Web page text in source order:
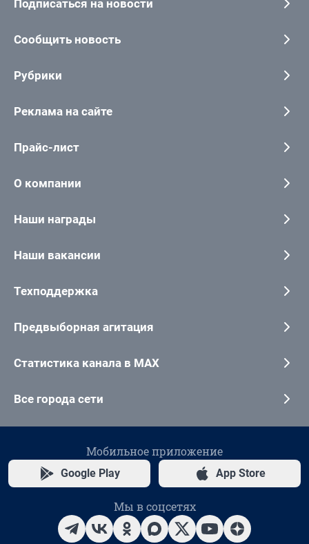
Подписаться на новости
Сообщить новость
Рубрики
Реклама на сайте
Прайс-лист
О компании
Наши награды
Наши вакансии
Техподдержка
Предвыборная агитация
Статистика канала в MAX
Все города сети
Мобильное приложение
Google Play App Store
Мы в соцсетях